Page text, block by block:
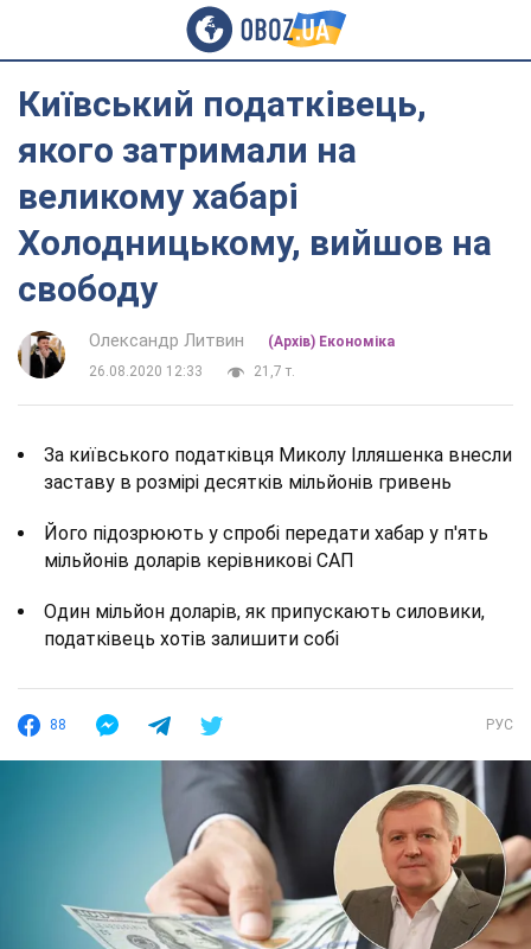
Київський податківець,
якого затримали на
великому хабарі
Холодницькому, вийшов на
свободу
Олександр Литвин
(Архів) Економіка
26.08.2020 12:33
21,7 т.
За київського податківця Миколу Ілляшенка внесли
заставу в розмірі десятків мільйонів гривень
Його підозрюють у спробі передати хабар у п'ять
мільйонів доларів керівникові САП
Один мільйон доларів, як припускають силовики,
податківець хотів залишити собі
88 РУС